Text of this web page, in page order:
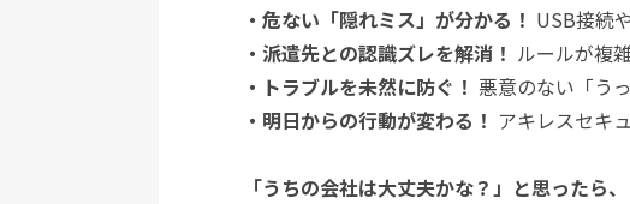
・危ない「隠れミス」が分かる！ USB接続
・派遣先との認識ズレを解消！ ルールが複
・トラブルを未然に防ぐ！ 悪意のない「う
・明日からの行動が変わる！ アキレスセキ
「うちの会社は大丈夫かな？」と思ったら